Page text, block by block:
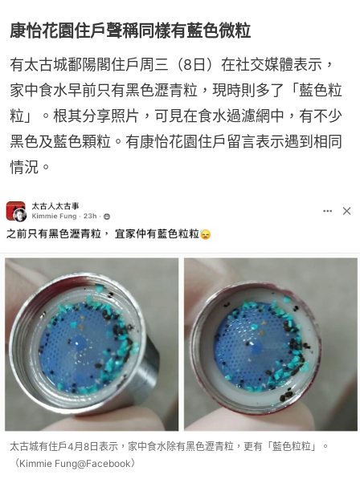
康怡花園住戶聲稱同樣有藍色微粒
有太古城鄱陽閣住戶周三（8日）在社交媒體表示，
家中食水早前只有黑色瀝青粒，現時則多了「藍色粒
粒」。根其分享照片，可見在食水過濾網中，有不少
黑色及藍色顆粒。有康怡花園住戶留言表示遇到相同
情況。
太古城有住戶4月8日表示，家中食水除有黑色瀝青粒，更有「藍色粒粒」。
（Kimmie Fung@Facebook）